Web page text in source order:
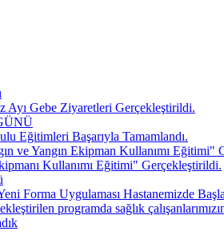
Ayı Gebe Ziyaretleri Gerçekleştirildi.
Eğitimleri Başarıyla Tamamlandı.
ve Yangın Ekipman Kullanımı Eğitimi"
Kullanımı Eğitimi" Gerçekleştirildi.
Forma Uygulaması Hastanemizde
programda sağlık